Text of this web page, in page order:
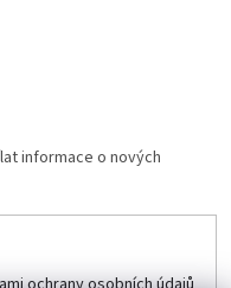
informace o nových